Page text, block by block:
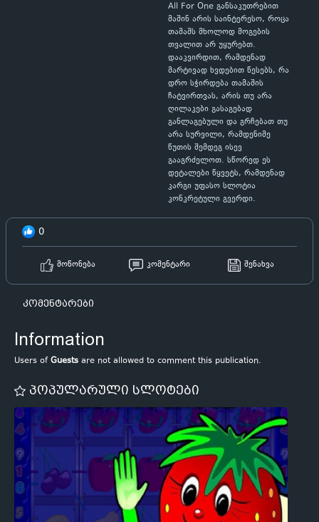
All For One განსაკუთრებით
მაშინ არის საინტერესო, როცა
თამაშს მხოლოდ მოგების
თვალით არ უყურებთ.
დააკვირდით, რამდენად
მარტივად ხვდებით წესებს, რა
დრო სჭირდება თამაშის
ჩატვირთვას, არის თუ არა
ღილაკები გასაგებად
განლაგებული და გრჩებათ თუ
არა სურვილი, რამდენიმე
წუთის შემდეგ ისევ
გააგრძელოთ. სწორედ ეს
დეტალები წყვეტს, რამდენად
კარგი უფასო სლოტია
კონკრეტული გვერდი.
0
მოწონება კომენტარი შენახვა
კომენტარები
Information
Users ofGuests are not allowed to comment this publication.
პოპულარული სლოტები